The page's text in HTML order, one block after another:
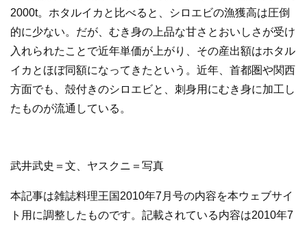
2000t。ホタルイカと比べると、シロエビの漁獲高は圧倒
的に少ない。だが、むき身の上品な甘さとおいしさが受け
入れられたことで近年単価が上がり、その産出額はホタル
イカとほぼ同額になってきたという。近年、首都圏や関西
方面でも、殻付きのシロエビと、刺身用にむき身に加工し
たものが流通している。
武井武史＝文、ヤスクニ＝写真
本記事は雑誌料理王国2010年7月号の内容を本ウェブサイ
ト用に調整したものです。記載されている内容は2010年7